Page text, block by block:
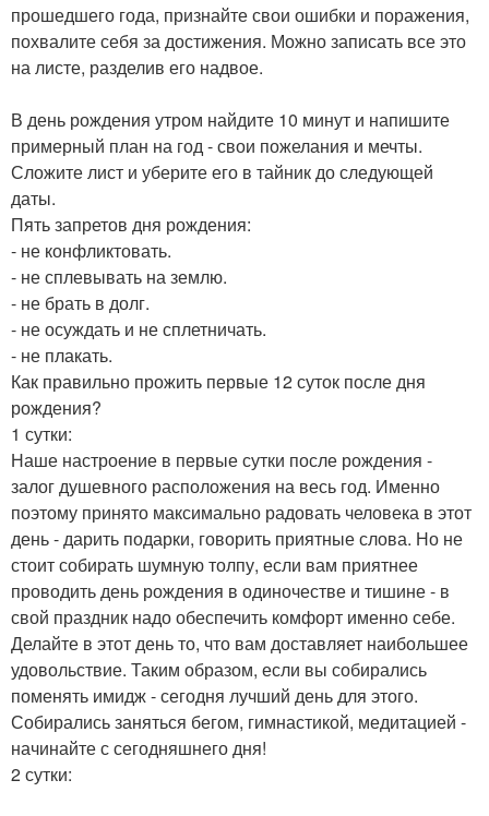
прошедшего года, признайте свои ошибки и поражения,
похвалите себя за достижения. Можно записать все это
на листе, разделив его надвое.
В день рождения утром найдите 10 минут и напишите
примерный план на год - свои пожелания и мечты.
Сложите лист и уберите его в тайник до следующей
даты.
Пять запретов дня рождения:
- не конфликтовать.
- не сплевывать на землю.
- не брать в долг.
- не осуждать и не сплетничать.
- не плакать.
Как правильно прожить первые 12 суток после дня
рождения?
1 сутки:
Наше настроение в первые сутки после рождения -
залог душевного расположения на весь год. Именно
поэтому принято максимально радовать человека в этот
день - дарить подарки, говорить приятные слова. Но не
стоит собирать шумную толпу, если вам приятнее
проводить день рождения в одиночестве и тишине - в
свой праздник надо обеспечить комфорт именно себе.
Делайте в этот день то, что вам доставляет наибольшее
удовольствие. Таким образом, если вы собирались
поменять имидж - сегодня лучший день для этого.
Собирались заняться бегом, гимнастикой, медитацией -
начинайте с сегодняшнего дня!
2 сутки: